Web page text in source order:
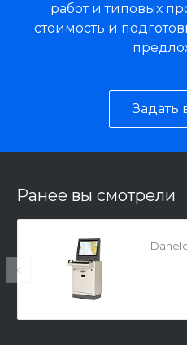
работ и типовых
стоимость и
Задать
Ранее вы смотрели